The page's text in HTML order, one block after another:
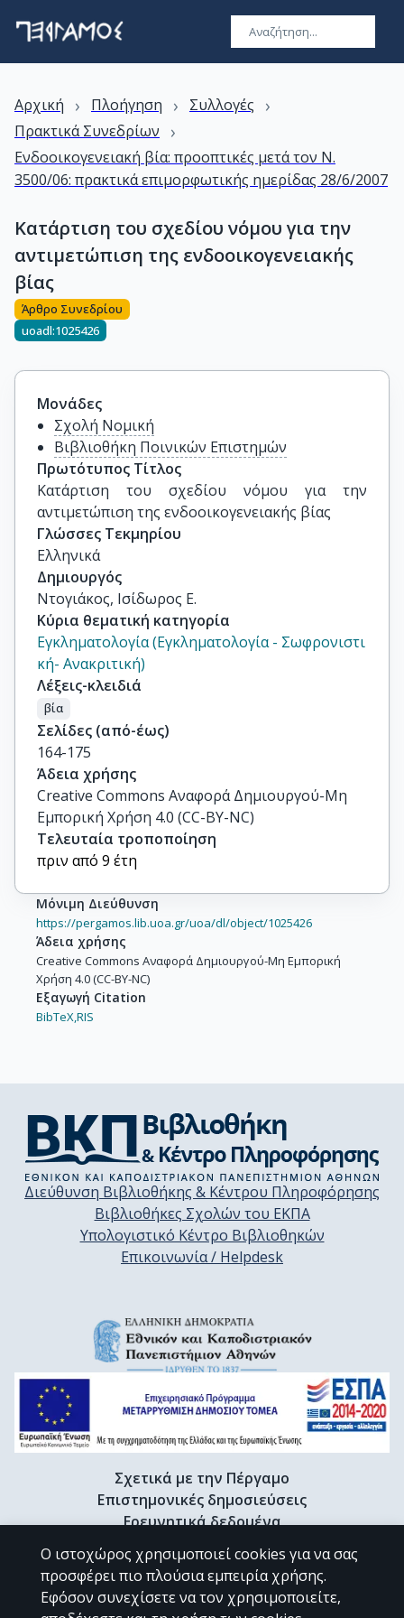
Αρχική › Πλοήγηση › Συλλογές ›
Πρακτικά Συνεδρίων ›
Ενδοοικογενειακή βία: προοπτικές μετά τον Ν.
3500/06: πρακτικά επιμορφωτικής ημερίδας 28/6/2007
Κατάρτιση του σχεδίου νόμου για την
αντιμετώπιση της ενδοοικογενειακής
βίας
Άρθρο Συνεδρίου
uoadl:1025426
Μονάδες
Σχολή Νομική
Βιβλιοθήκη Ποινικών Επιστημών
Πρωτότυπος Τίτλος
Κατάρτιση του σχεδίου νόμου για την
αντιμετώπιση της ενδοοικογενειακής βίας
Γλώσσες Τεκμηρίου
Ελληνικά
Δημιουργός
Ντογιάκος, Ισίδωρος Ε.
Κύρια θεματική κατηγορία
Εγκληματολογία (Εγκληματολογία - Σωφρονιστι
κή- Aνακριτική)
Λέξεις-κλειδιά
βία
Σελίδες (από-έως)
164-175
Άδεια χρήσης
Creative Commons Αναφορά Δημιουργού-Μη
Εμπορική Χρήση 4.0 (CC-BY-NC)
Τελευταία τροποποίηση
πριν από 9 έτη
Μόνιμη Διεύθυνση
https://pergamos.lib.uoa.gr/uoa/dl/object/1025426
Άδεια χρήσης
Creative Commons Αναφορά Δημιουργού-Μη Εμπορική
Χρήση 4.0 (CC-BY-NC)
Εξαγωγή Citation
BibTeX,RIS
Διεύθυνση Βιβλιοθήκης & Κέντρου Πληροφόρησης
Βιβλιοθήκες Σχολών του ΕΚΠΑ
Υπολογιστικό Κέντρο Βιβλιοθηκών
Επικοινωνία / Helpdesk
Σχετικά με την Πέργαμο
Επιστημονικές δημοσιεύσεις
Ερευνητικά δεδομένα
Διδακτορικές διατριβές & Γκρίζα βιβλιογραφία
Προφίλ Ερευνητή
Ο ιστοχώρος χρησιμοποιεί cookies για να σας
προσφέρει πιο πλούσια εμπειρία χρήσης.
Εφόσον συνεχίσετε να τον χρησιμοποιείτε,